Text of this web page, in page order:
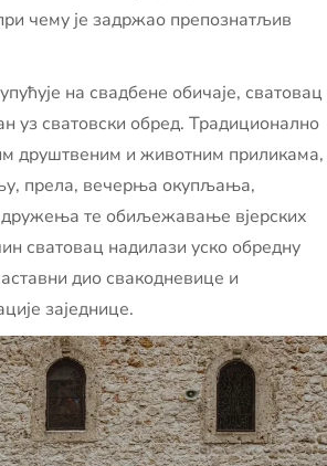
чему је задржао препознатљив
на свадбене обичаје, сватовац
уз сватовски обред. Традиционално
друштвеним и животним приликама,
прела, вечерња окупљања,
дружења те обиљежавање вјерских
сватовац надилази уско обредну
дио свакодневице и
заједнице.